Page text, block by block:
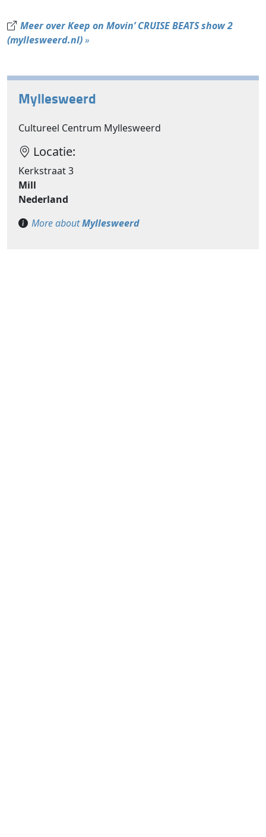
Meer over Keep on Movin’ CRUISE BEATS show 2
(myllesweerd.nl)»
Myllesweerd
Cultureel Centrum Myllesweerd
Locatie:
Kerkstraat 3
Mill
Nederland
More aboutMyllesweerd